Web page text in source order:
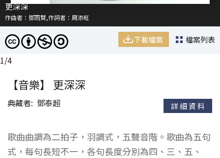
更深深
作曲者：鄧雨賢,作詞者：周添旺
下載檔案 檔案列表
更深深
作曲者：鄧雨賢,作詞者：周添旺
下載檔案 檔案列表
更深深
作曲者：鄧雨賢,作詞者：周添旺
下載檔案 檔案列表
下載檔案 檔案列表
1/4
【音樂】 更深深
典藏者 鄧泰超 詳細資料
歌曲曲調為二拍子，羽調式，五聲音階。歌曲為五句
式，每句長短不一，各句長度分別為四、三、五、